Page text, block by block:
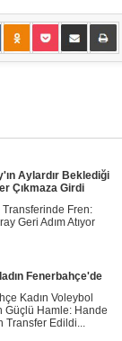
Aylardır Beklediği
Çıkmaza Girdi
Transferinde Fren:
Geri Adım Atıyor
Fenerbahçe'de
Kadın Voleybol
Güçlü Hamle: Hande
Transfer Edildi...